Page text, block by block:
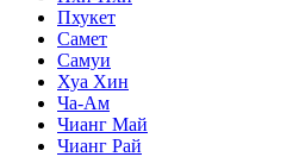
Пхукет
Самет
Самуи
Хуа Хин
Ча-Ам
Чианг Май
Чианг Рай